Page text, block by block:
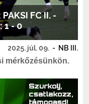
FC II. -
1 - 0
2025. júl. 09. - NB III.
mérkőzésünkön.